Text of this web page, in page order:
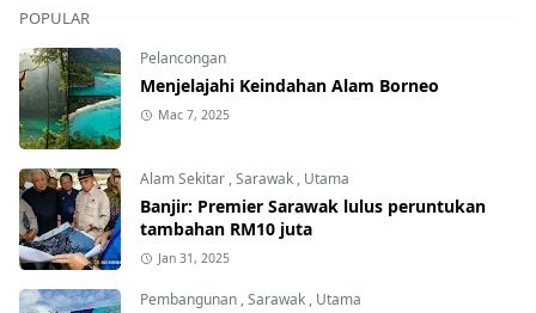
POPULAR
Pelancongan
Menjelajahi Keindahan Alam Borneo
Mac 7, 2025
Alam Sekitar ,Sarawak , Utama
Banjir: Premier Sarawak lulus peruntukan
tambahan RM10 juta
Jan 31, 2025
Pembangunan ,Sarawak , Utama